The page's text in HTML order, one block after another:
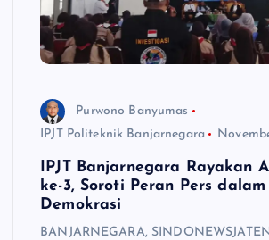
Purwono Banyumas
IPJT Politeknik Banjarnegara
IPJT Banjarnegara Rayakan
ke-3, Soroti Peran Pers
Demokrasi
BANJARNEGARA,